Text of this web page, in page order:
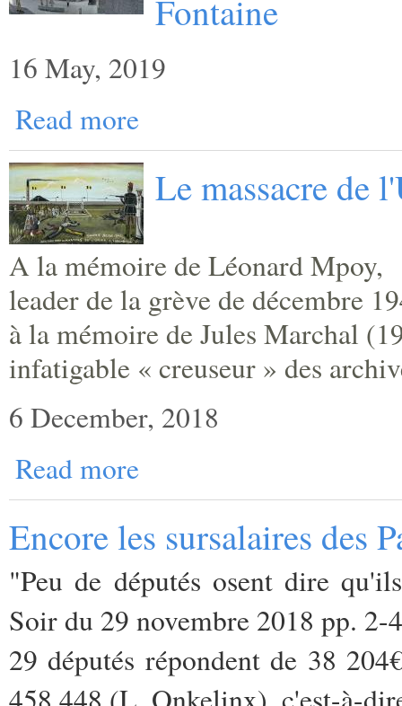
Fontaine
16 May, 2019
Read more
Le massacre de
A la mémoire de Léonard Mpoy,
leader de la grève de décembre
à la mémoire de Jules Marchal
infatigable « creuseur » des
6 December, 2018
Read more
Encore les sursalaires des
"Peu de députés osent dire
Soir du 29 novembre 2018 pp. 2-4
29 députés répondent de 38